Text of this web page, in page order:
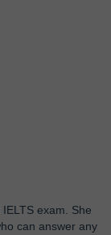
exam. She
can answer any